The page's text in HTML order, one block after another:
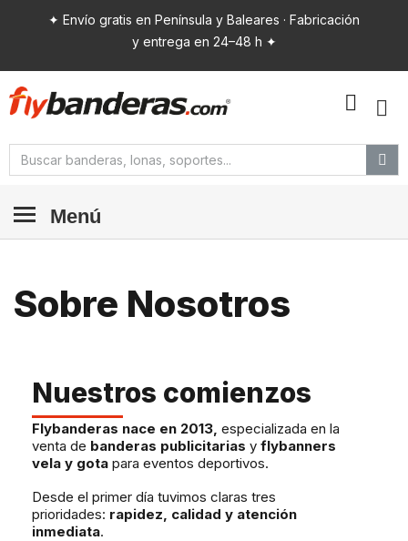
✦ Envío gratis en Península y Baleares · Fabricación
y entrega en 24–48 h ✦
Menú
Sobre Nosotros
Nuestros comienzos
Flybanderas nace en 2013, especializada en la
venta de banderas publicitarias y flybanners
vela y gota para eventos deportivos.
Desde el primer día tuvimos claras tres
prioridades: rapidez, calidad y atención
inmediata.